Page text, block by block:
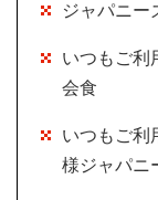
ジャパニー
いつもご
会食
いつもご利
様ジャパニ